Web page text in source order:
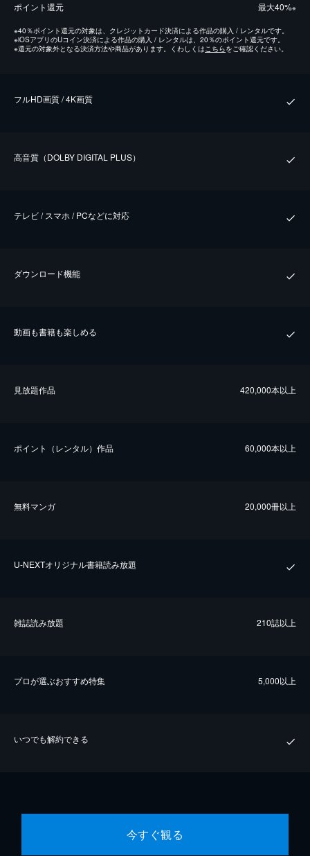
ポイント還元 最⼤40%※
※40％ポイント還元の対象は、クレジットカード決済による作品の購入 / レンタルです。
※iOSアプリのUコイン決済による作品の購入 / レンタルは、20％のポイント還元です。
※還元の対象外となる決済方法や商品があります。くわしくはこちらをご確認ください。
フルHD画質 / 4K画質
⾼⾳質（DOLBY DIGITAL PLUS）
テレビ / スマホ / PCなどに対応
ダウンロード機能
動画も書籍も楽しめる
⾒放題作品 420,000本以上
ポイント（レンタル）作品 60,000本以上
無料マンガ 20,000冊以上
U-NEXTオリジナル書籍読み放題
雑誌読み放題 210誌以上
プロが選ぶおすすめ特集 5,000以上
いつでも解約できる
今すぐ観る